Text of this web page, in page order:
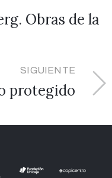
Obras de la
SIGUIENTE
protegido